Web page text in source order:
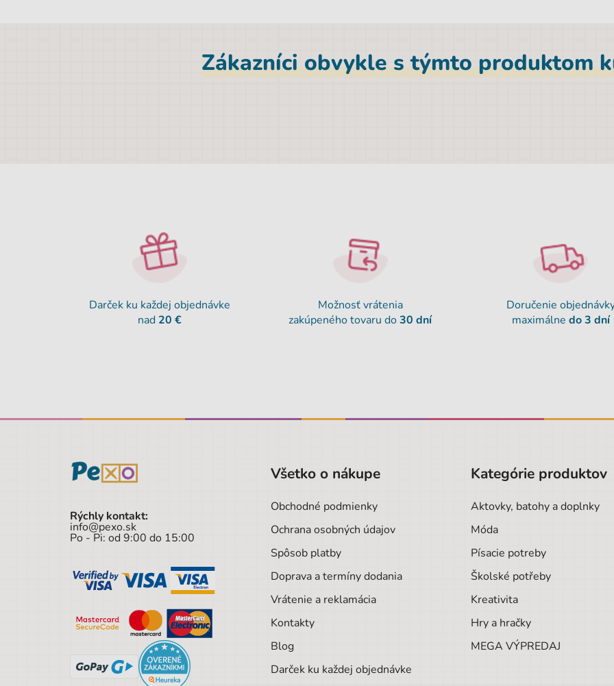
Zákazníci obvykle s týmto produktom
Darček ku každej objednávke
nad 20 €
Možnosť vrátenia
zakúpeného tovaru do30 dní
Doručenie
maximálne do 3 dní
Rýchly kontakt:
info@pexo.sk
Po - Pi: od 9:00 do 15:00
Všetko o nákupe
Obchodné podmienky
Ochrana osobných údajov
Spôsob platby
Doprava a termíny dodania
Vrátenie a reklamácia
Kontakty
Blog
Darček ku každej objednávke
Kategórie produktov
Aktovky, batohy a doplnky
Móda
Písacie potreby
Školské potřeby
Kreativita
Hry a hračky
MEGA VÝPREDAJ